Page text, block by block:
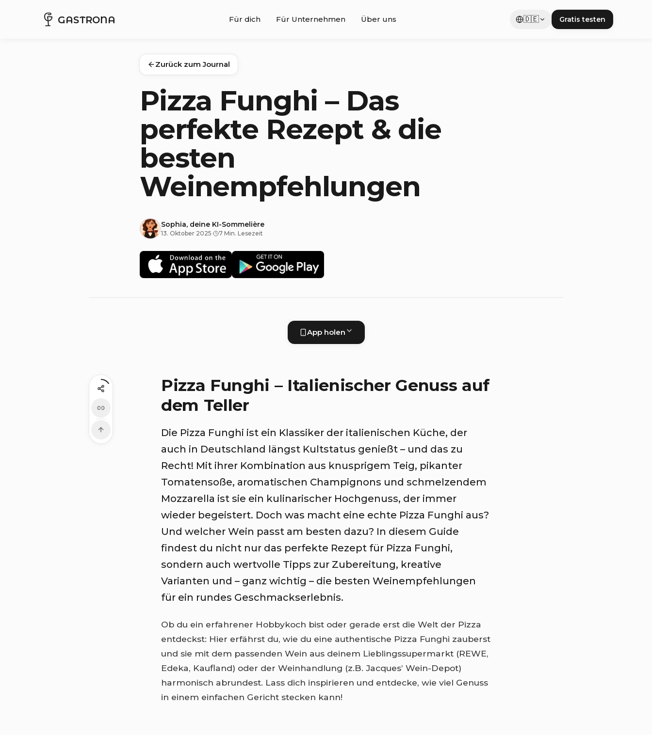
GASTRONA Für dich Für Unternehmen Über uns 🇩🇪 Gratis testen
Zurück zum Journal
Pizza Funghi – Das
perfekte Rezept & die
besten
Weinempfehlungen
Sophia, deine KI-Sommelière
13. Oktober 2025· 7 Min. Lesezeit
App holen
Pizza Funghi – Italienischer Genuss auf
dem Teller
Die Pizza Funghi ist ein Klassiker der italienischen Küche, der
auch in Deutschland längst Kultstatus genießt – und das zu
Recht! Mit ihrer Kombination aus knusprigem Teig, pikanter
Tomatensoße, aromatischen Champignons und schmelzendem
Mozzarella ist sie ein kulinarischer Hochgenuss, der immer
wieder begeistert. Doch was macht eine echte Pizza Funghi aus?
Und welcher Wein passt am besten dazu? In diesem Guide
findest du nicht nur das perfekte Rezept für Pizza Funghi,
sondern auch wertvolle Tipps zur Zubereitung, kreative
Varianten und – ganz wichtig – die besten Weinempfehlungen
für ein rundes Geschmackserlebnis.
Ob du ein erfahrener Hobbykoch bist oder gerade erst die Welt der Pizza
entdeckst: Hier erfährst du, wie du eine authentische Pizza Funghi zauberst
und sie mit dem passenden Wein aus deinem Lieblingssupermarkt (REWE,
Edeka, Kaufland) oder der Weinhandlung (z.B. Jacques’ Wein-Depot)
harmonisch abrundest. Lass dich inspirieren und entdecke, wie viel Genuss
in einem einfachen Gericht stecken kann!